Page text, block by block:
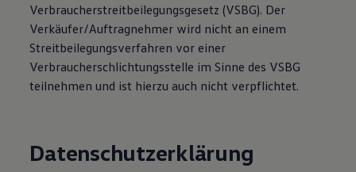
Verbraucherstreitbeilegungsgesetz (VSBG). Der
Verkäufer/Auftragnehmer wird nicht an einem
Streitbeilegungsverfahren vor einer
Verbraucherschlichtungsstelle im Sinne des VSBG
teilnehmen und ist hierzu auch nicht verpflichtet.
Datenschutzerklärung